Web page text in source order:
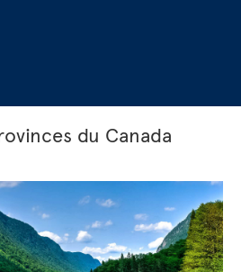
du Canada